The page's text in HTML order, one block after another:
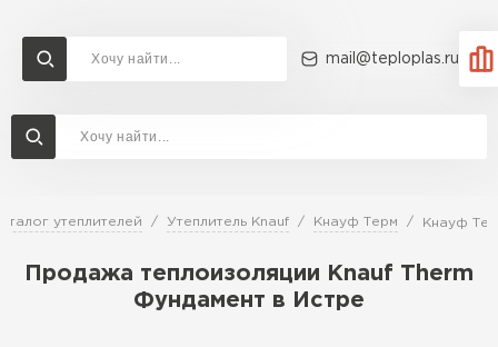
mail@teploplas.ru
утеплителей Утеплитель Knauf Кнауф Терм Кнауф
Продажа теплоизоляции Knauf Therm
Фундамент в Истре
Доставка и оплата
Перейти в каталог
Утеплитель Ветонит
Утеплитель Rockwool